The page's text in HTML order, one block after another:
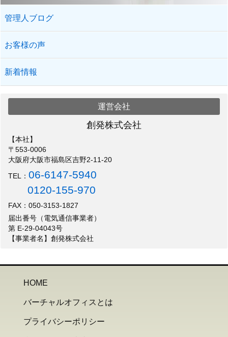
管理人ブログ
お客様の声
新着情報
運営会社
創発株式会社
【本社】
〒553-0006
大阪府大阪市福島区吉野2-11-20
TEL：06-6147-5940
0120-155-970
FAX：050-3153-1827
届出番号（電気通信事業者）
第 E-29-04043号
【事業者名】創発株式会社
HOME
バーチャルオフィスとは
プライバシーポリシー